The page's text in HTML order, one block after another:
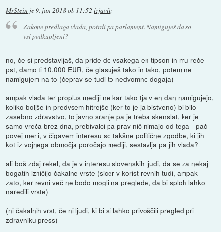
MrStein je9. jan 2018 ob 11:52 izjavil:
Zakone predlaga vlada, potrdi pa parlament. Namiguješ da so
vsi podkupljeni?
no, če si predstavljaš, da pride do vsakega en tipson in mu reče
pst, damo ti 10.000 EUR, če glasuješ tako in tako, potem ne
namigujem na to (čeprav se tudi to nedvomno dogaja)
ampak vlada ter proplus mediji ne kar tako tja v en dan namigujejo,
koliko boljše in predvsem hitrejše (ker to je ja bistveno) bi bilo
zasebno zdravstvo, to javno sranje pa je treba skenslat, ker je
samo vreča brez dna, prebivalci pa prav nič nimajo od tega - pač
povej meni, v čigavem interesu so takšne politične zgodbe, ki jih
kot iz vojnega območja poročajo mediji, sestavlja pa jih vlada?
ali boš zdaj rekel, da je v interesu slovenskih ljudi, da se za nekaj
bogatih izničijo čakalne vrste (sicer v korist revnih tudi, ampak
zato, ker revni več ne bodo mogli na preglede, da bi sploh lahko
naredili vrste)
(ni čakalnih vrst, če ni ljudi, ki bi si lahko privoščili pregled pri
zdravniku.press)